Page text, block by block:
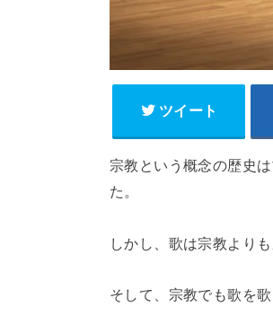
ツイート
宗教という概念の歴史
た。
しかし、歌は宗教より
そして、宗教でも歌を